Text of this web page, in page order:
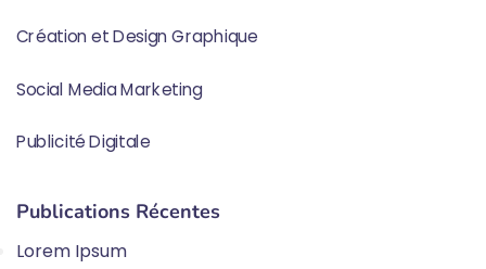
Création et Design Graphique
Social Media Marketing
Publicité Digitale
Publications Récentes
Lorem Ipsum